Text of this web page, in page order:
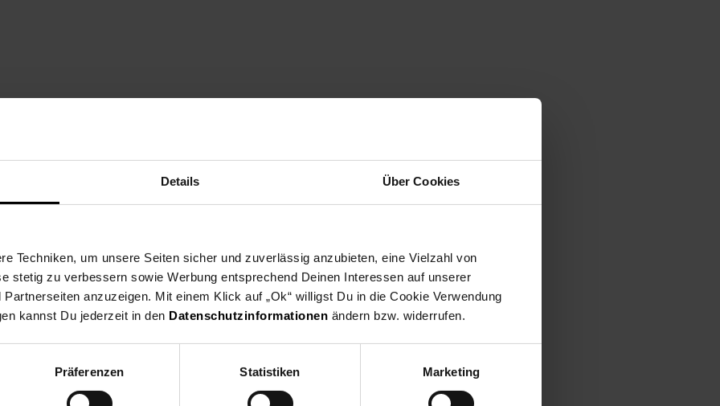
Details Über Cookies
Techniken, um unsere Seiten sicher und zuverlässig anzubieten, eine Vielzahl von
stetig zu verbessern sowie Werbung entsprechend Deinen Interessen auf unserer
anzuzeigen. Mit einem Klick auf „Ok“ willigst Du in die Cookie Verwendung
kannst Du jederzeit in den Datenschutzinformationen ändern bzw. widerrufen.
Präferenzen Statistiken Marketing
trocken 4-5, nass 4